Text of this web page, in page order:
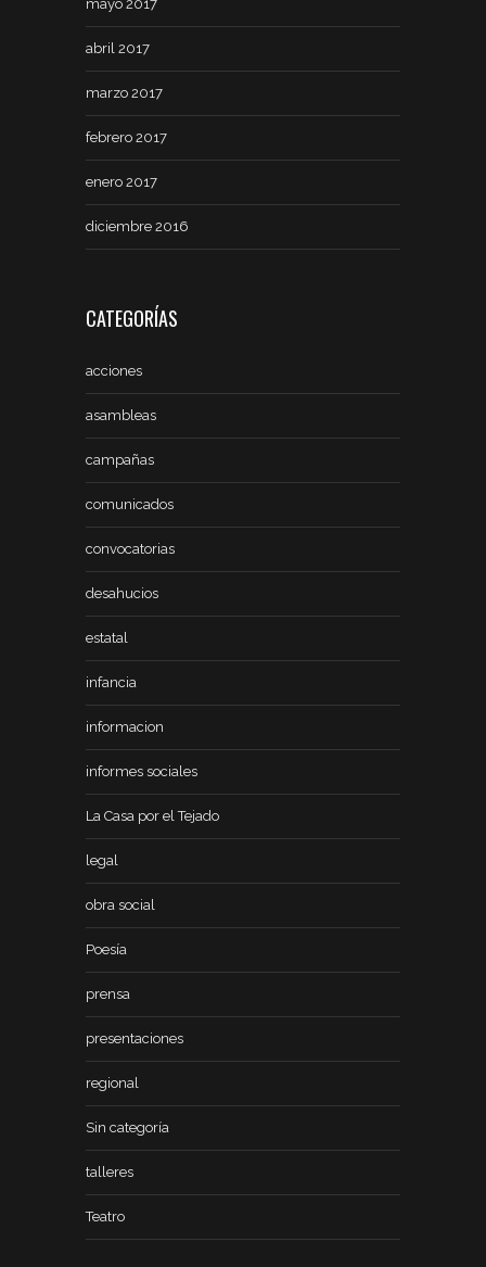
mayo 2017
abril 2017
marzo 2017
febrero 2017
enero 2017
diciembre 2016
CATEGORÍAS
acciones
asambleas
campañas
comunicados
convocatorias
desahucios
estatal
infancia
informacion
informes sociales
La Casa por el Tejado
legal
obra social
Poesía
prensa
presentaciones
regional
Sin categoría
talleres
Teatro